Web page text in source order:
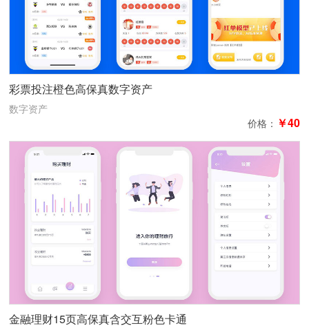
彩票投注橙色高保真数字资产
数字资产
价格： ￥40
金融理财15页高保真含交互粉色卡通